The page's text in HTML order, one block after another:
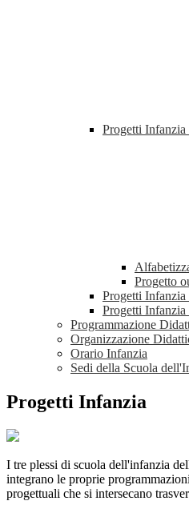
Progetti Infanzia
Progetto
Progetti
Progetti
Programmazione
Organizzazione
Orario Infanzia
Sedi della Scuola
Progetti Infanzia
I tre plessi di scuola dell'infanzia
integrano le proprie
progettuali che si intersecano